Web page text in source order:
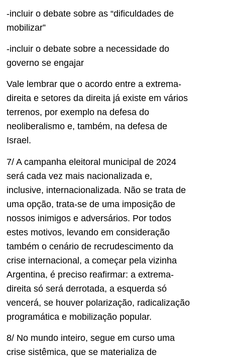
-incluir o debate sobre as “dificuldades de
mobilizar”
-incluir o debate sobre a necessidade do
governo se engajar
Vale lembrar que o acordo entre a extrema-
direita e setores da direita já existe em vários
terrenos, por exemplo na defesa do
neoliberalismo e, também, na defesa de
Israel.
7/ A campanha eleitoral municipal de 2024
será cada vez mais nacionalizada e,
inclusive, internacionalizada. Não se trata de
uma opção, trata-se de uma imposição de
nossos inimigos e adversários. Por todos
estes motivos, levando em consideração
também o cenário de recrudescimento da
crise internacional, a começar pela vizinha
Argentina, é preciso reafirmar: a extrema-
direita só será derrotada, a esquerda só
vencerá, se houver polarização, radicalização
programática e mobilização popular.
8/ No mundo inteiro, segue em curso uma
crise sistêmica, que se materializa de